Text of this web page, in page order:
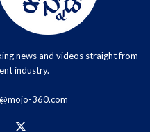
news and videos straight from
industry.
360.com